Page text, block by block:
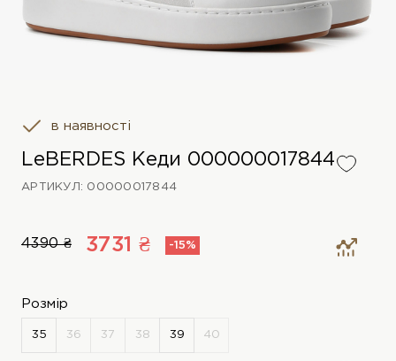
в наявності
LeBERDES Кеди 000000017844
АРТИКУЛ: 00000017844
4390 ₴ 3731 ₴ -15%
Розмір